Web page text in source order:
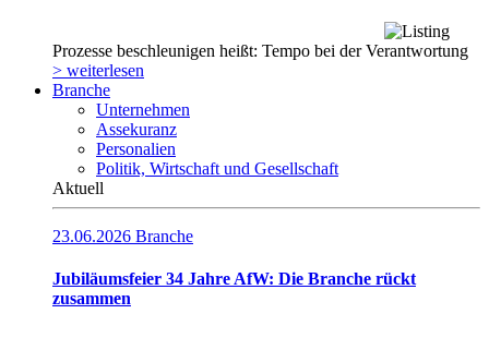
Prozesse beschleunigen heißt: Tempo bei der Verantwortung
> weiterlesen
Branche
Unternehmen
Assekuranz
Personalien
Politik, Wirtschaft und Gesellschaft
Aktuell
23.06.2026 Branche
Jubiläumsfeier 34 Jahre AfW: Die Branche rückt
zusammen